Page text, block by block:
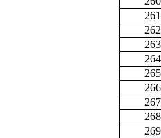
261
262
263
264
265
266
267
268
269